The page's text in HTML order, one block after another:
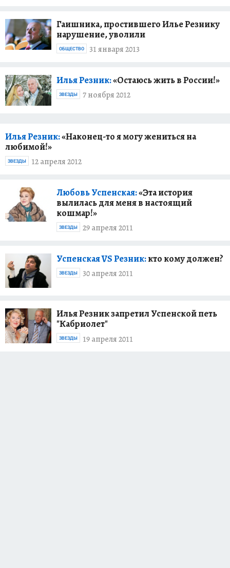
Гаишника, простившего Илье Резнику
нарушение, уволили
31 января 2013
ОБЩЕСТВО
Илья Резник:«Остаюсь жить в России!»
7 ноября 2012
ЗВЕЗДЫ
Илья Резник:«Наконец-то я могу жениться на
любимой!»
12 апреля 2012
ЗВЕЗДЫ
Любовь Успенская:«Эта история
вылилась для меня в настоящий
кошмар!»
29 апреля 2011
ЗВЕЗДЫ
Успенская VS Резник:кто кому должен?
30 апреля 2011
ЗВЕЗДЫ
Илья Резник запретил Успенской петь
"Кабриолет"
19 апреля 2011
ЗВЕЗДЫ